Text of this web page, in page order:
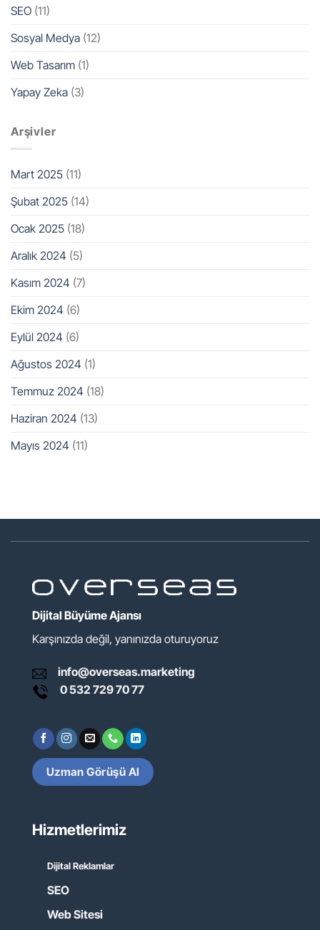
SEO (11)
Sosyal Medya (12)
Web Tasarım (1)
Yapay Zeka (3)
Arşivler
Mart 2025 (11)
Şubat 2025 (14)
Ocak 2025 (18)
Aralık 2024 (5)
Kasım 2024 (7)
Ekim 2024 (6)
Eylül 2024 (6)
Ağustos 2024 (1)
Temmuz 2024 (18)
Haziran 2024 (13)
Mayıs 2024 (11)
Dijital Büyüme Ajansı
Karşınızda değil, yanınızda oturuyoruz
info@overseas.marketing
0 532 729 70 77
Uzman Görüşü Al
Hizmetlerimiz
Dijital Reklamlar
SEO
Web Sitesi